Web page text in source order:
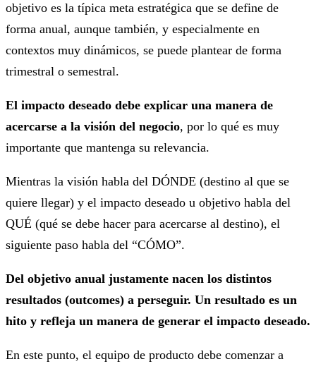
objetivo es la típica meta estratégica que se define de
forma anual, aunque también, y especialmente en
contextos muy dinámicos, se puede plantear de forma
trimestral o semestral.
El impacto deseado debe explicar una manera de
acercarse a la visión del negocio, por lo qué es muy
importante que mantenga su relevancia.
Mientras la visión habla del DÓNDE (destino al que se
quiere llegar) y el impacto deseado u objetivo habla del
QUÉ (qué se debe hacer para acercarse al destino), el
siguiente paso habla del “CÓMO”.
Del objetivo anual justamente nacen los distintos
resultados (outcomes) a perseguir. Un resultado es un
hito y refleja un manera de generar el impacto deseado.
En este punto, el equipo de producto debe comenzar a